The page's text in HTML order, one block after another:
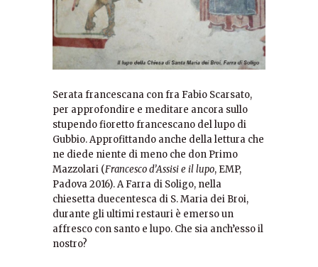
Serata francescana con fra Fabio Scarsato,
per approfondire e meditare ancora sullo
stupendo fioretto francescano del lupo di
Gubbio. Approfittando anche della lettura che
ne diede niente di meno che don Primo
Mazzolari (Francesco d’Assisi e il lupo, EMP,
Padova 2016). A Farra di Soligo, nella
chiesetta duecentesca di S. Maria dei Broi,
durante gli ultimi restauri è emerso un
affresco con santo e lupo. Che sia anch’esso il
nostro?